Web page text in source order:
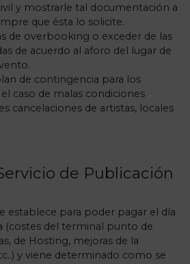
y mostrarle tal documentación a
que ésta lo solicite.
de overbooking o exceder de las
de acuerdo al aforo del lugar de
de contingencia para los
caso de malas condiciones
cancelaciones de artistas, locales
de Publicación
establece para poder pagar el día
(costes del terminal punto de
de Hosting, mejoras de la
y viene determinado como se